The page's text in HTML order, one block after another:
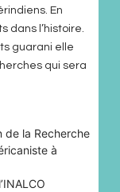
En
dans l’histoire.
guarani elle
qui sera
de la Recherche
à